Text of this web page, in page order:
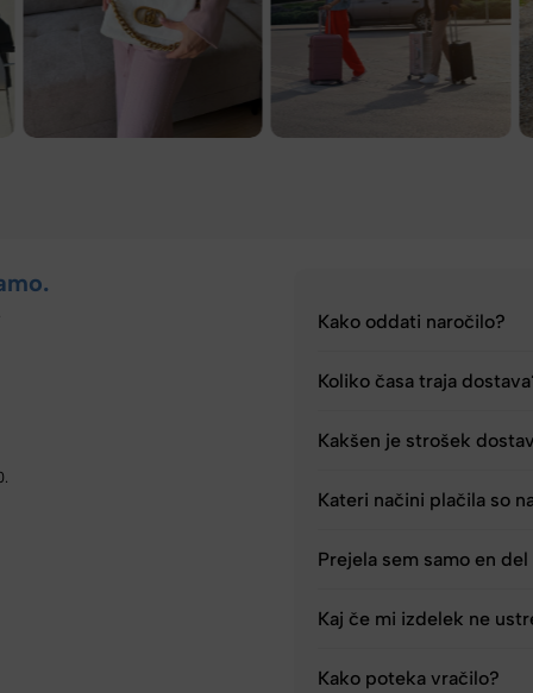
Kako oddati naročilo?
Koliko časa traja
Kakšen je strošek
Kateri načini plačila so
Prejela sem samo en
Kaj če mi izdelek ne
Kako poteka vračilo?